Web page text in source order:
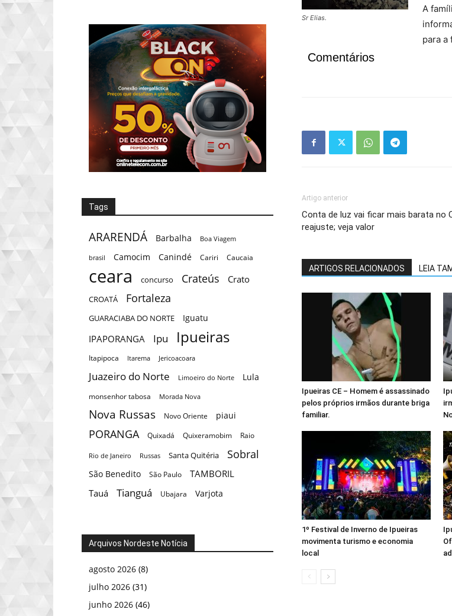
Sr Elias.
A
para a
Comentários
Artigo anterior
Conta de luz vai ficar mais barata no
reajuste; veja valor
ARTIGOS RELACIONADOS LEIA
Ipueiras CE – Homem é assassinado
pelos próprios irmãos durante briga
familiar.
1º Festival de Inverno de Ipueiras
movimenta turismo e economia
local
Tags
ARARENDÁ Barbalha Boa Viagem
brasil Camocim Canindé Cariri Caucaia
ceara concurso Crateús Crato
CROATÁ Fortaleza
GUARACIABA DO NORTE Iguatu
IPAPORANGA Ipu Ipueiras
Itapipoca Itarema Jericoacoara
Juazeiro do Norte Limoeiro do Norte Lula
monsenhor tabosa Morada Nova
Nova Russas Novo Oriente piaui
PORANGA Quixadá Quixeramobim Raio
Rio de Janeiro Russas Santa Quitéria Sobral
São Benedito São Paulo
TAMBORIL
Tauá
Tianguá Ubajara Varjota
Arquivos Nordeste Notícia
agosto 2026 (8)
julho 2026 (31)
junho 2026 (46)